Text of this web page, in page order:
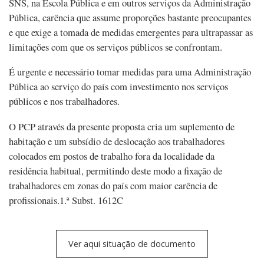
SNS, na Escola Pública e em outros serviços da Administração
Pública, carência que assume proporções bastante preocupantes
e que exige a tomada de medidas emergentes para ultrapassar as
limitações com que os serviços públicos se confrontam.
É urgente e necessário tomar medidas para uma Administração
Pública ao serviço do país com investimento nos serviços
públicos e nos trabalhadores.
O PCP através da presente proposta cria um suplemento de
habitação e um subsídio de deslocação aos trabalhadores
colocados em postos de trabalho fora da localidade da
residência habitual, permitindo deste modo a fixação de
trabalhadores em zonas do país com maior carência de
profissionais.1.ª Subst. 1612C
Ver aqui situação de documento